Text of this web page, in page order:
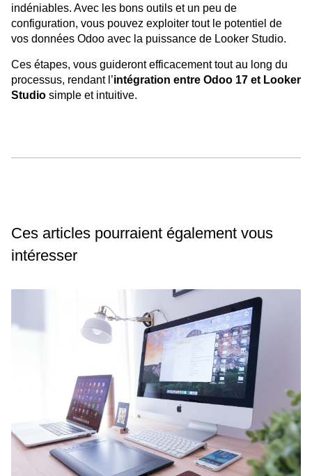
indéniables. Avec les bons outils et un peu de
configuration, vous pouvez exploiter tout le potentiel de
vos données Odoo avec la puissance de Looker Studio.
Ces étapes, vous guideront efficacement tout au long du
processus, rendant l’intégration entre Odoo 17 et Looker
Studio simple et intuitive.
Ces articles pourraient également vous
intéresser